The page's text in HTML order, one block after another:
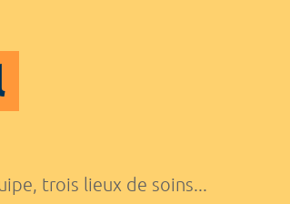
trois lieux de soins...